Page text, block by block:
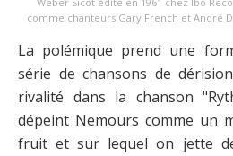
comme chanteurs Gary French et André
La polémique prend une
série de chansons de
rivalité dans la chanson
dépeint Nemours comme un
fruit et sur lequel on jette